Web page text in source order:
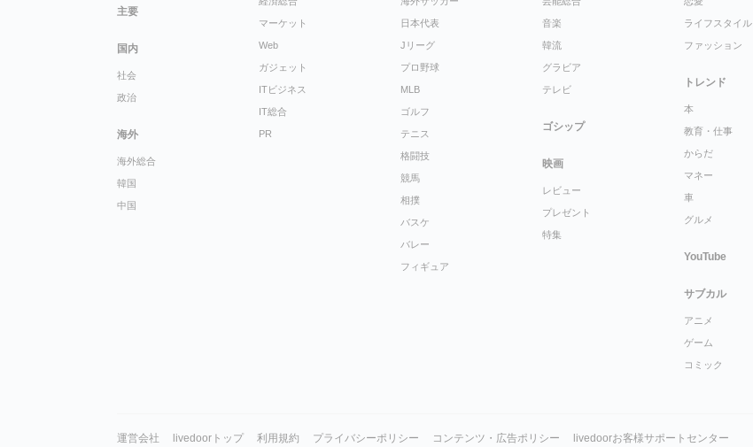
主要
国内
社会
政治
海外
海外総合
韓国
中国
マーケット
Web
ガジェット
ITビジネス
IT総合
PR
日本代表
Jリーグ
プロ野球
MLB
ゴルフ
テニス
格闘技
競馬
相撲
バスケ
バレー
フィギュア
音楽
韓流
グラビア
テレビ
ゴシップ
映画
レビュー
プレゼント
特集
ライフスタイル
ファッション
トレンド
本
教育・仕事
からだ
マネー
車
グルメ
YouTube
サブカル
アニメ
ゲーム
コミック
運営会社 livedoorトップ 利用規約 プライバシーポリシー コンテンツ・広告ポリシー livedoorお客様サポートセンター